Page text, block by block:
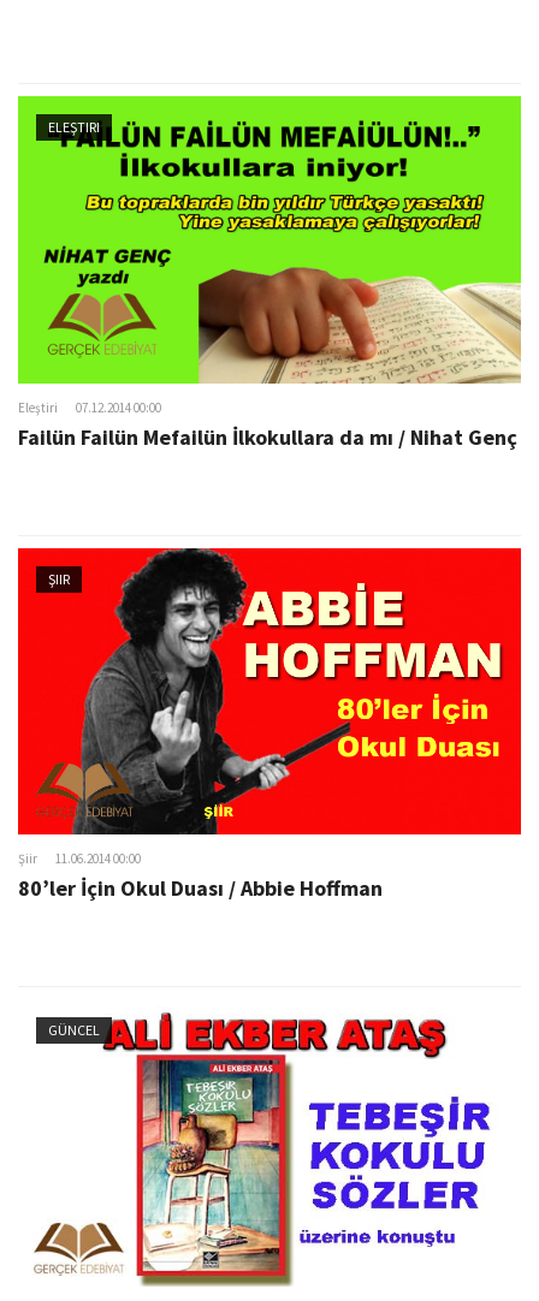
ELEŞTIRI
Eleştiri 07.12.2014 00:00
Failün Failün Mefailün İlkokullara da mı / Nihat Genç
ŞIIR
Şiir 11.06.2014 00:00
80’ler İçin Okul Duası / Abbie Hoffman
GÜNCEL